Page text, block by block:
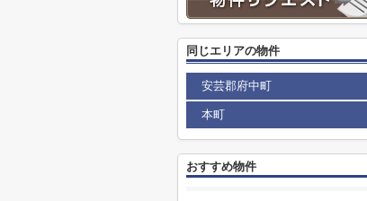
同じエリアの物件
安芸郡府中町
本町
おすすめ物件